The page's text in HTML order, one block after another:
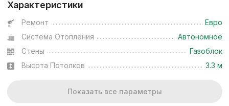
Характеристики
Ремонт
Евро
Система Отопления
Автономное
Стены
Газоблок
Высота Потолков
3.3 м
Показать все параметры